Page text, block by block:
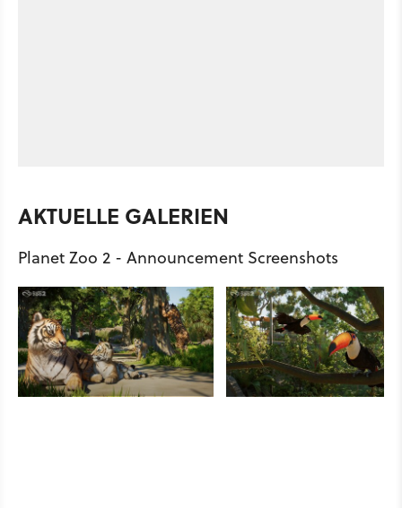
AKTUELLE GALERIEN
Planet Zoo 2 - Announcement Screenshots